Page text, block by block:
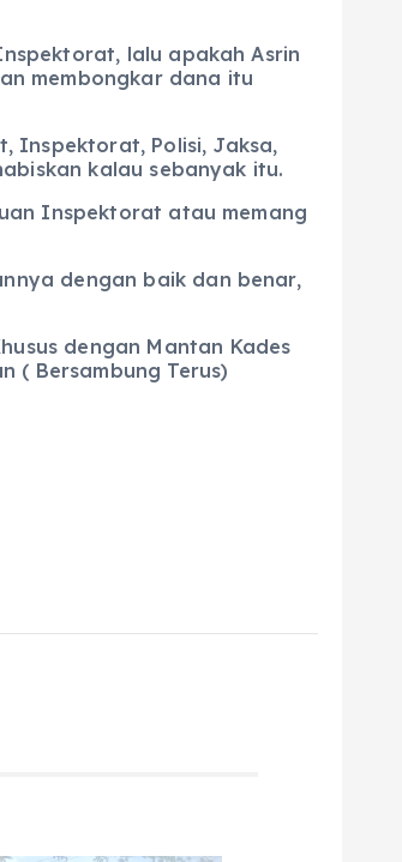
lalu apakah Asrin
membongkar dana itu
Inspektorat, Polisi, Jaksa,
kalau sebanyak itu.
Inspektorat atau memang
dengan baik dan benar,
dengan Mantan Kades
( Bersambung Terus)